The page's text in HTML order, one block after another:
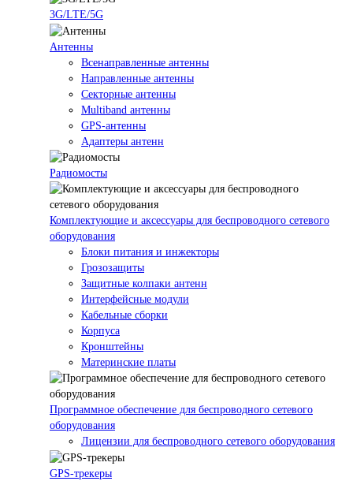
3G/LTE/5G
Антенны
Всенаправленные антенны
Направленные антенны
Секторные антенны
Multiband антенны
GPS-антенны
Адаптеры антенн
Радиомосты
Комплектующие и аксессуары для беспроводного сетевого
оборудования
Блоки питания и инжекторы
Грозозащиты
Защитные колпаки антенн
Интерфейсные модули
Кабельные сборки
Корпуса
Кронштейны
Материнские платы
Программное обеспечение для беспроводного сетевого
оборудования
Лицензии для беспроводного сетевого оборудования
GPS-трекеры